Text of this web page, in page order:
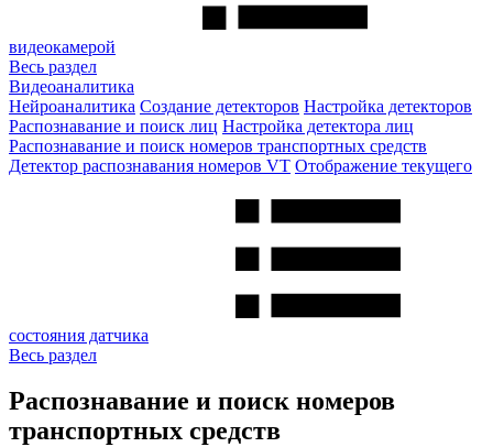
видеокамерой
Весь раздел
Видеоаналитика
Нейроаналитика Создание детекторов Настройка детекторов
Распознавание и поиск лиц Настройка детектора лиц
Распознавание и поиск номеров транспортных средств
Детектор распознавания номеров VT Отображение текущего
состояния датчика
Весь раздел
Распознавание и поиск номеров
транспортных средств